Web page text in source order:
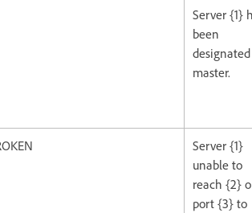
Server {1}
been
master.
Server {1}
unable to
reach {2}
port {3} to